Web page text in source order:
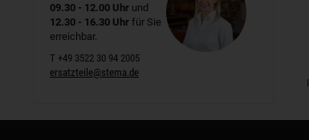
09.30 - 12.00 Uhr und
12.30 - 16.30 Uhr für Sie
erreichbar.
T +49 3522 30 94 2005
ersatzteile@stema.de